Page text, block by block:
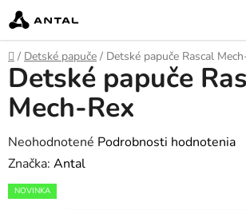
Prejsť
na
obsah
Domov
/ Detské papuče / Detské papuče Rascal
Detské papuče
Mech-Rex
Priemerné
hodnotenie
produktu
Neohodnotené Podrobnosti hodnotenia
Značka: Antal
NOVINKA